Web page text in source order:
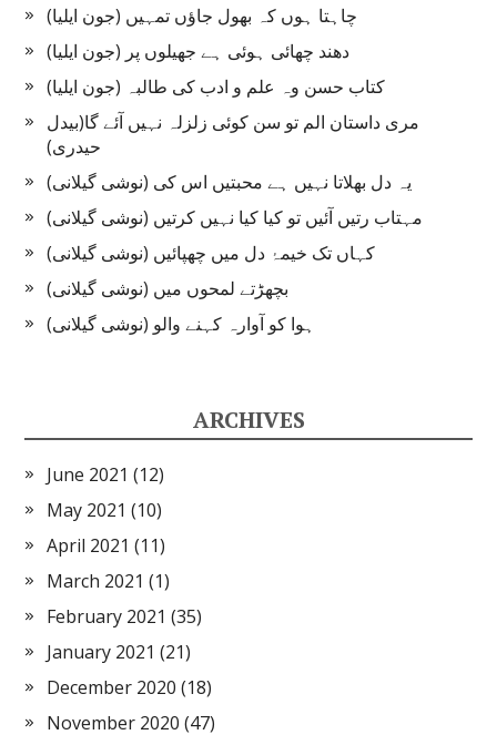
چاہتا ہوں کہ بھول جاؤں تمہیں (جون ایلیا)
دھند چھائی ہوئی ہے جھیلوں پر (جون ایلیا)
کتاب حسن وہ علم و ادب کی طالبہ (جون ایلیا)
مری داستان الم تو سن کوئی زلزلہ نہیں آئے گا(بیدل
حیدری)
یہ دل بھلاتا نہیں ہے محبتیں اس کی (نوشی گیلانی)
مہتاب رتیں آئیں تو کیا کیا نہیں کرتیں (نوشی گیلانی)
کہاں تک خیمۂ دل میں چھپائیں (نوشی گیلانی)
بچھڑتے لمحوں میں (نوشی گیلانی)
ہوا کو آوارہ کہنے والو (نوشی گیلانی)
ARCHIVES
June 2021 (12)
May 2021 (10)
April 2021 (11)
March 2021 (1)
February 2021 (35)
January 2021 (21)
December 2020 (18)
November 2020 (47)